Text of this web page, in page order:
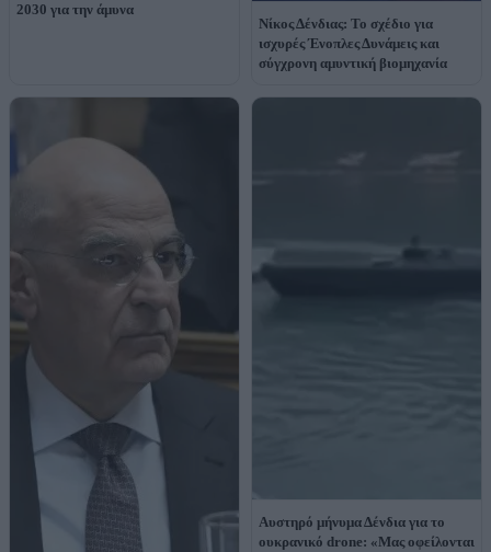
2030 για την άμυνα
Νίκος Δένδιας: Το σχέδιο για
ισχυρές Ένοπλες Δυνάμεις και
σύγχρονη αμυντική βιομηχανία
Αυστηρό μήνυμα Δένδια για το
ουκρανικό drone: «Μας οφείλονται